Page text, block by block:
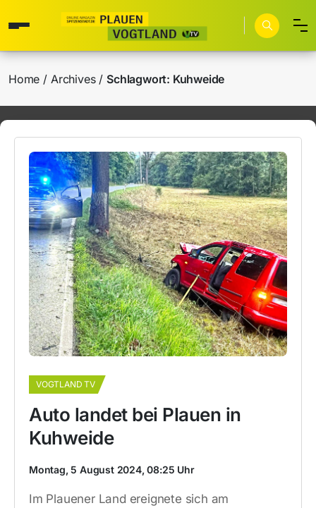
Home Archives Schlagwort: Kuhweide
VOGTLAND TV
Auto landet bei Plauen in
Kuhweide
Montag, 5 August 2024, 08:25 Uhr
Im Plauener Land ereignete sich am